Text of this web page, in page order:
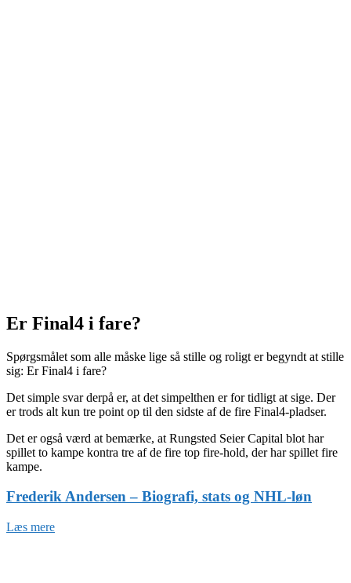
Er Final4 i fare?
Spørgsmålet som alle måske lige så stille og roligt er begyndt at stille
sig: Er Final4 i fare?
Det simple svar derpå er, at det simpelthen er for tidligt at sige. Der
er trods alt kun tre point op til den sidste af de fire Final4-pladser.
Det er også værd at bemærke, at Rungsted Seier Capital blot har
spillet to kampe kontra tre af de fire top fire-hold, der har spillet fire
kampe.
Frederik Andersen – Biografi, stats og NHL-løn
Læs mere